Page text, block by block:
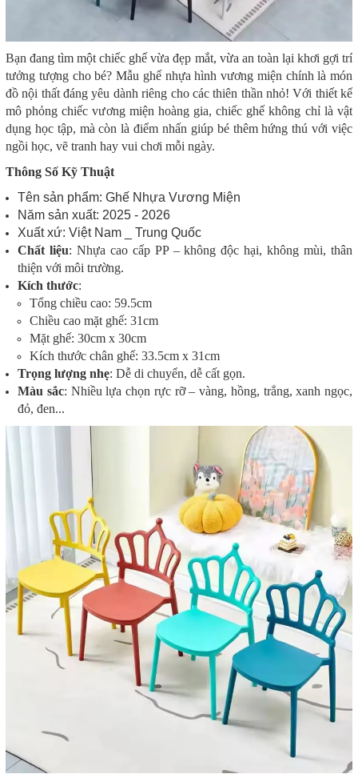
Bạn đang tìm một chiếc ghế vừa đẹp mắt, vừa an toàn lại khơi gợi trí
tưởng tượng cho bé? Mẫu ghế nhựa hình vương miện chính là món
đồ nội thất đáng yêu dành riêng cho các thiên thần nhỏ! Với thiết kế
mô phỏng chiếc vương miện hoàng gia, chiếc ghế không chỉ là vật
dụng học tập, mà còn là điểm nhấn giúp bé thêm hứng thú với việc
ngồi học, vẽ tranh hay vui chơi mỗi ngày.
Thông Số Kỹ Thuật
Tên sản phẩm: Ghế Nhựa Vương Miện
Năm sản xuất: 2025 - 2026
Xuất xứ: Việt Nam _ Trung Quốc
Chất liệu: Nhựa cao cấp PP – không độc hại, không mùi, thân
thiện với môi trường.
Kích thước:
Tổng chiều cao: 59.5cm
Chiều cao mặt ghế: 31cm
Mặt ghế: 30cm x 30cm
Kích thước chân ghế: 33.5cm x 31cm
Trọng lượng nhẹ: Dễ di chuyển, dễ cất gọn.
Màu sắc: Nhiều lựa chọn rực rỡ – vàng, hồng, trắng, xanh ngọc,
đỏ, đen...